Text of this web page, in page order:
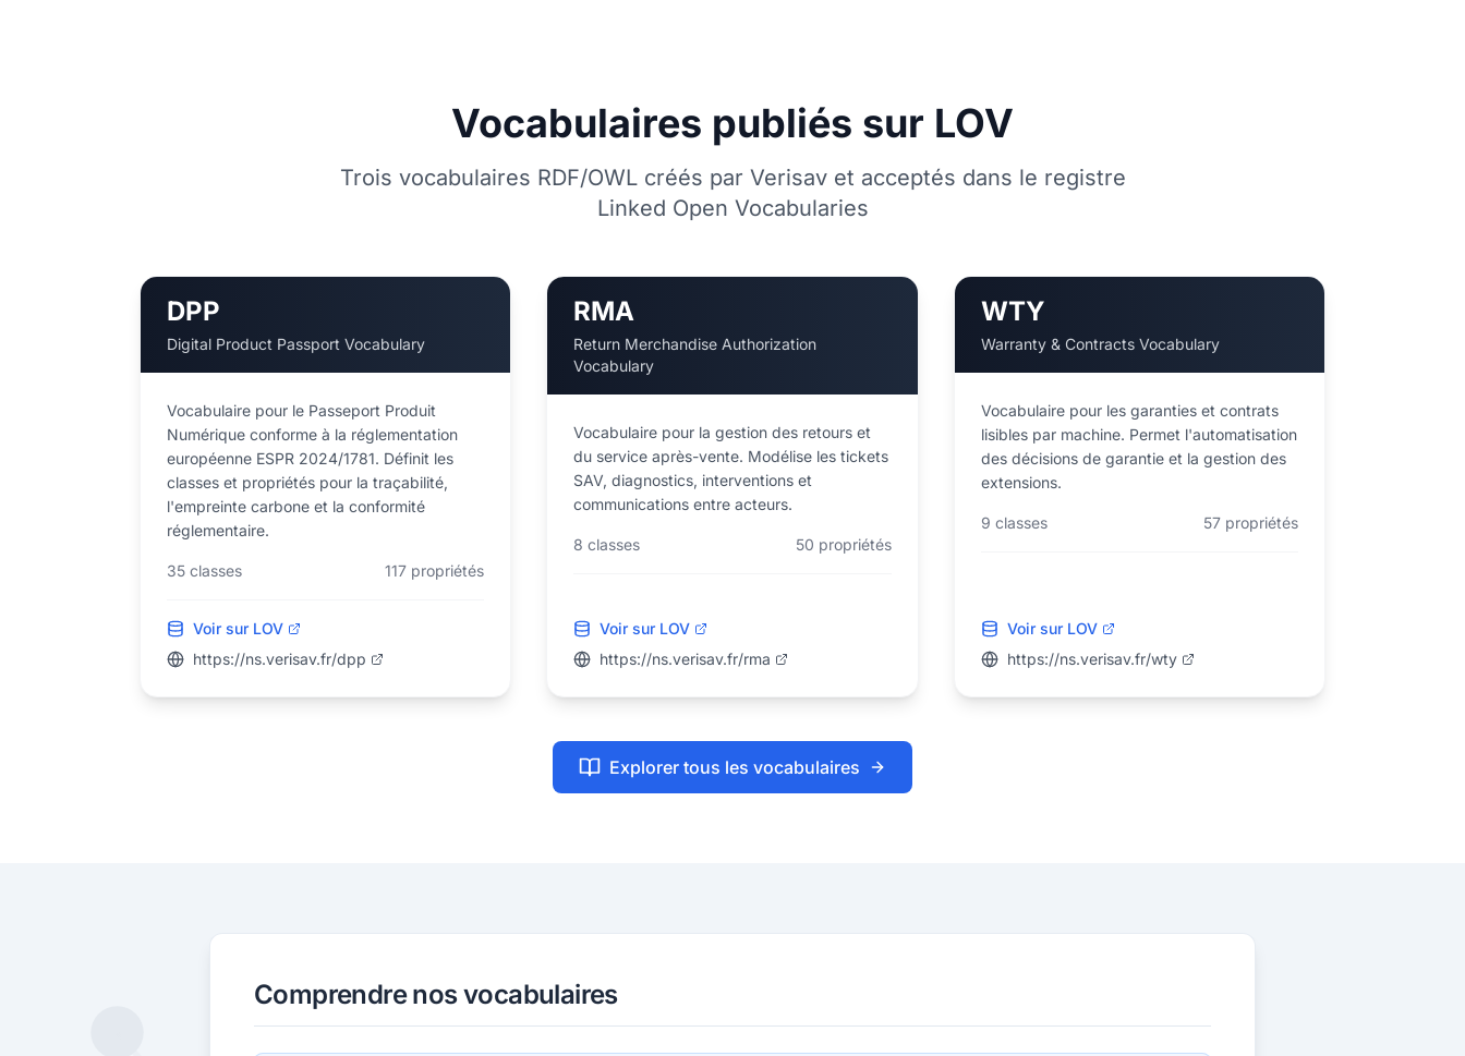
Vocabulaires publiés sur LOV
Trois vocabulaires RDF/OWL créés par Verisav et acceptés dans le registre
Linked Open Vocabularies
DPP
Digital Product Passport Vocabulary
Vocabulaire pour le Passeport Produit
Numérique conforme à la réglementation
européenne ESPR 2024/1781. Définit les
classes et propriétés pour la traçabilité,
l'empreinte carbone et la conformité
réglementaire.
35 classes 117 propriétés
Voir sur LOV
https://ns.verisav.fr/dpp
RMA
Return Merchandise Authorization
Vocabulary
Vocabulaire pour la gestion des retours et
du service après-vente. Modélise les tickets
SAV, diagnostics, interventions et
communications entre acteurs.
8 classes 50 propriétés
Voir sur LOV
https://ns.verisav.fr/rma
WTY
Warranty & Contracts Vocabulary
Vocabulaire pour les garanties et contrats
lisibles par machine. Permet l'automatisation
des décisions de garantie et la gestion des
extensions.
9 classes 57 propriétés
Voir sur LOV
https://ns.verisav.fr/wty
Explorer tous les vocabulaires
Comprendre nos vocabulaires